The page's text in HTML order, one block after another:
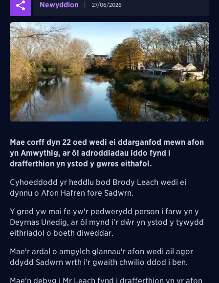
Newyddion 27/06/2026
Mae corff dyn 22 oed wedi ei ddarganfod mewn afon
yn Amwythig, ar ôl adroddiadau iddo fynd i
drafferthion yn ystod y gwres eithafol.
Cyhoeddodd yr heddlu bod Brody Leach wedi ei
dynnu o Afon Hafren fore Sadwrn.
Y gred yw mai fe yw'r pedwerydd person i farw yn y
Deyrnas Unedig, ar ôl mynd i'r dŵr yn ystod y tywydd
eithriadol o boeth diweddar.
Mae'r ardal o amgylch glannau'r afon wedi ail agor
ddydd Sadwrn wrth i'r gwaith chwilio ddod i ben.
Mae'n debyg i Mr Leach fynd i drafferthion yn yr afon